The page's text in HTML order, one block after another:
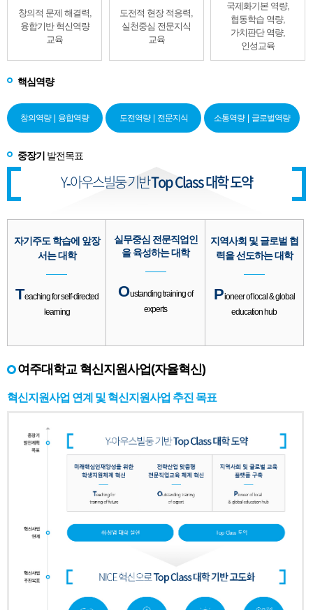
창의적 문제 해결력,
융합기반 혁신역량
교육
도전적 현장 적응력,
실천중심 전문지식
교육
국제화기본 역량,
협동학습 역량,
가치판단 역량,
인성교육
핵심역량
창의역량 융합역량 도전역량 전문지식 소통역량 글로벌역량
중장기 발전목표
Y-아우스빌둥 기반Top Class 대학 도약
자기주도 학습에 앞장
서는 대학
Teaching forself-directed
learning
실무중심 전문직업인
을육성하는 대학
Oustanding trainingof
experts
지역사회 및 글로벌 협
력을 선도하는 대학
Pioneer of local &global
education hub
여주대학교 혁신지원사업(자율혁신)
혁신지원사업 연계 및 혁신지원사업 추진 목표